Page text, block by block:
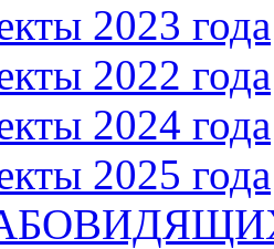
2023 года
2022 года
2024 года
2025 года